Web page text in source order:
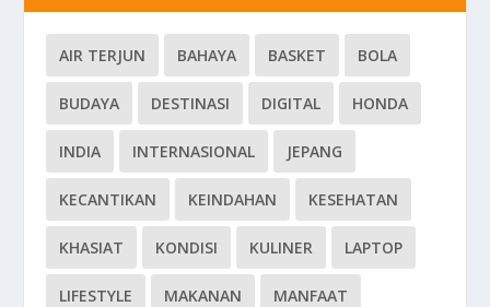
AIR TERJUN BAHAYA BASKET BOLA
BUDAYA DESTINASI DIGITAL HONDA
INDIA INTERNASIONAL JEPANG
KECANTIKAN KEINDAHAN KESEHATAN
KHASIAT KONDISI KULINER LAPTOP
LIFESTYLE MAKANAN MANFAAT